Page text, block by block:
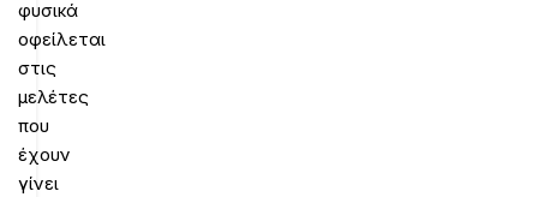
φυσικά
οφείλεται
στις
μελέτες
που
έχουν
γίνει